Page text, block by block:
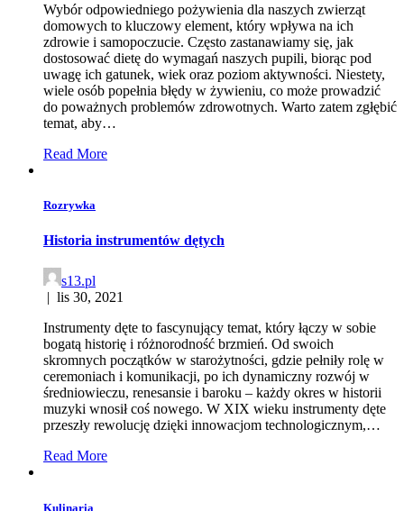
Wybór odpowiedniego pożywienia dla naszych zwierząt
domowych to kluczowy element, który wpływa na ich
zdrowie i samopoczucie. Często zastanawiamy się, jak
dostosować dietę do wymagań naszych pupili, biorąc pod
uwagę ich gatunek, wiek oraz poziom aktywności. Niestety,
wiele osób popełnia błędy w żywieniu, co może prowadzić
do poważnych problemów zdrowotnych. Warto zatem zgłębić
temat, aby…
Read More
Rozrywka
Historia instrumentów dętych
s13.pl
| lis 30, 2021
Instrumenty dęte to fascynujący temat, który łączy w sobie
bogatą historię i różnorodność brzmień. Od swoich
skromnych początków w starożytności, gdzie pełniły rolę w
ceremoniach i komunikacji, po ich dynamiczny rozwój w
średniowieczu, renesansie i baroku – każdy okres w historii
muzyki wnosił coś nowego. W XIX wieku instrumenty dęte
przeszły rewolucję dzięki innowacjom technologicznym,…
Read More
Kulinaria